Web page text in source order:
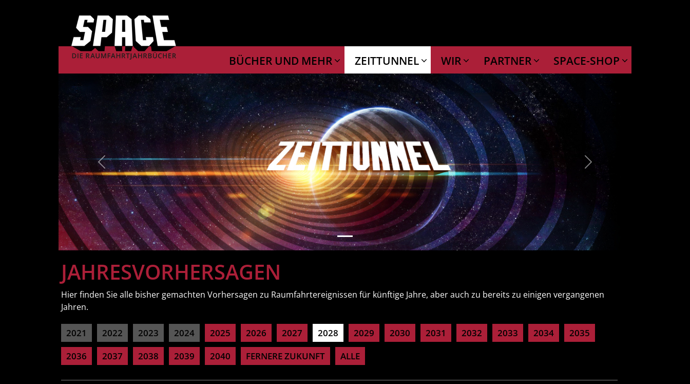
BÜCHER UND MEHR ZEITTUNNEL WIR PARTNER SPACE-SHOP
Previous Next
JAHRESVORHERSAGEN
Hier finden Sie alle bisher gemachten Vorhersagen zu Raumfahrtereignissen für künftige Jahre, aber auch zu bereits zu einigen vergangenen
Jahren.
2021 2022 2023 2024 2025 2026 2027 2028 2029 2030 2031 2032 2033 2034
2035
2036
2037 2038 2039 2040 FERNERE ZUKUNFT ALLE